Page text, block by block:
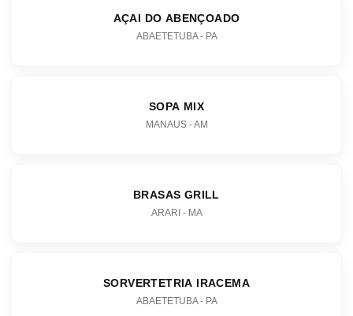
AÇAI DO ABENÇOADO
ABAETETUBA - PA
SOPA MIX
MANAUS - AM
BRASAS GRILL
ARARI - MA
SORVERTETRIA IRACEMA
ABAETETUBA - PA